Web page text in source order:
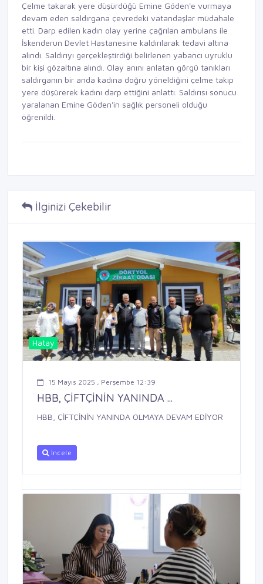
Çelme takarak yere düşürdüğü Emine Göden'e vurmaya
devam eden saldırgana çevredeki vatandaşlar müdahale
etti. Darp edilen kadın olay yerine çağrılan ambulans ile
İskenderun Devlet Hastanesine kaldırılarak tedavi altına
alındı. Saldırıyı gerçekleştirdiği belirlenen yabancı uyruklu
bir kişi gözaltına alındı. Olay anını anlatan görgü tanıkları
saldırganın bir anda kadına doğru yöneldiğini çelme takıp
yere düşürerek kadını darp ettiğini anlattı. Saldırısı sonucu
yaralanan Emine Göden'in sağlık personeli olduğu
öğrenildi.
İlginizi Çekebilir
Hatay
15 Mayıs 2025 , Perşembe 12:39
HBB, ÇİFTÇİNİN YANINDA ...
HBB, ÇİFTÇİNİN YANINDA OLMAYA DEVAM EDİYOR
İncele